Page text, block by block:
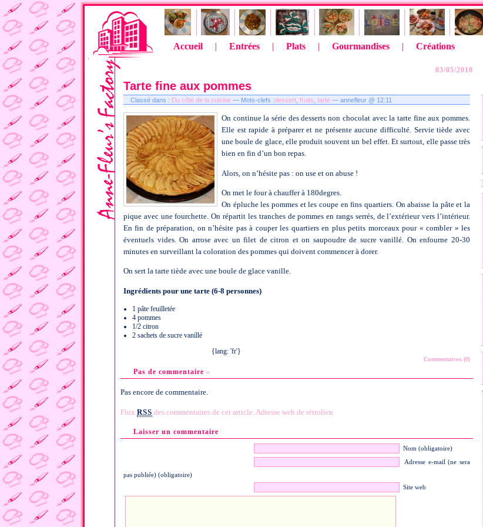
Accueil | Entrées | Plats | Gourmandises | Créations
03/05/2010
Tarte fine aux pommes
Classé dans : Du côté de la cuisine — Mots-clefs :dessert fruits tarte — annefleur @ 12:11
On continue la série des desserts non chocolat avec la tarte fine aux pommes.
Elle est rapide à préparer et ne présente aucune difficulté. Servie tiède avec
une boule de glace, elle produit souvent un bel effet. Et surtout, elle passe très
bien en fin d’un bon repas.
Alors, on n’hésite pas : on use et on abuse !
On met le four à chauffer à 180degres.
On épluche les pommes et les coupe en fins quartiers. On abaisse la pâte et la
pique avec une fourchette. On répartit les tranches de pommes en rangs serrés, de l’extérieur vers l’intérieur.
En fin de préparation, on n’hésite pas à couper les quartiers en plus petits morceaux pour « combler » les
éventuels vides. On arrose avec un filet de citron et on saupoudre de sucre vanillé. On enfourne 20-30
minutes en surveillant la coloration des pommes qui doivent commencer à dorer.
On sert la tarte tiède avec une boule de glace vanille.
Ingrédients pour une tarte (6-8 personnes)
1 pâte feuilletée
4 pommes
1/2 citron
2 sachets de sucre vanillé
{lang: 'fr'}
Commentaires (0)
Pas de commentaire »
Pas encore de commentaire.
Flux RSS des commentaires de cet article. Adresse web de rétrolien
Laisser un commentaire
Nom (obligatoire)
Adresse e-mail (ne sera
pas publiée) (obligatoire)
Site web